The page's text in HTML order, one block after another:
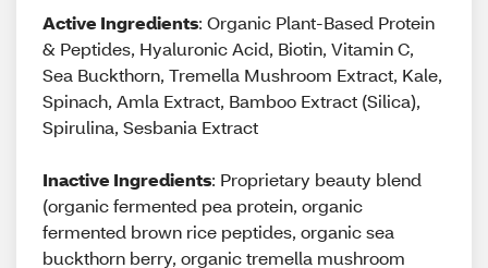
Active Ingredients: Organic Plant-Based Protein
& Peptides, Hyaluronic Acid, Biotin, Vitamin C,
Sea Buckthorn, Tremella Mushroom Extract, Kale,
Spinach, Amla Extract, Bamboo Extract (Silica),
Spirulina, Sesbania Extract
Inactive Ingredients: Proprietary beauty blend
(organic fermented pea protein, organic
fermented brown rice peptides, organic sea
buckthorn berry, organic tremella mushroom